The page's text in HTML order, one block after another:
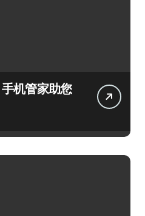
机管家助您